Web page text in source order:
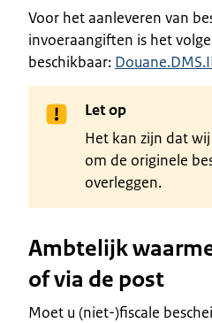
Voor het aanleveren van
invoeraangiften is het
beschikbaar:
Let op
Het kan zijn dat
om de originele
overleggen.
Ambtelijk
of via de post
Moet u (niet-)fiscale